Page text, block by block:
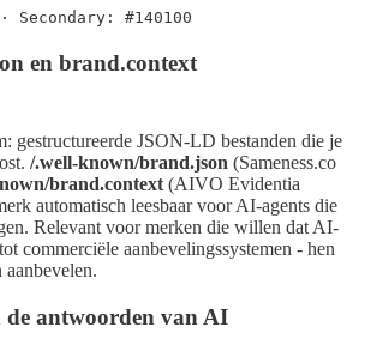
Secondary: #140100
en brand.context
gestructureerde JSON-LD bestanden die je
/.well-known/brand.json (Sameness.co
brand.context (AIVO Evidentia
automatisch leesbaar voor AI-agents die
Relevant voor merken die willen dat AI-
commerciële aanbevelingssystemen - hen
antwoorden van AI